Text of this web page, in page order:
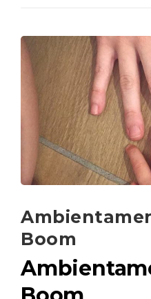
Boom